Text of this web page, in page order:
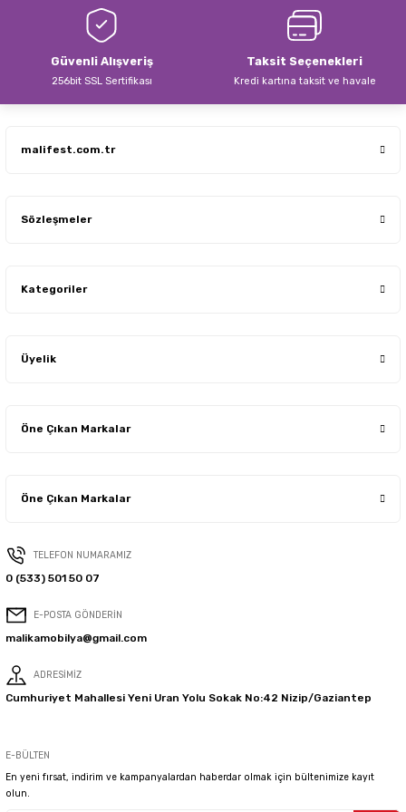
Bu ürüne benzer farklı alternatifler olmalı.
Güvenli Alışveriş
256bit SSL Sertifikası
Taksit Seçenekleri
Kredi kartına taksit ve havale
malifest.com.tr
Sözleşmeler
Kategoriler
Üyelik
Öne Çıkan Markalar
Öne Çıkan Markalar
TELEFON NUMARAMIZ
0 (533) 501 50 07
E-POSTA GÖNDERİN
malikamobilya@gmail.com
ADRESİMİZ
Cumhuriyet Mahallesi Yeni Uran Yolu Sokak No:42 Nizip/Gaziantep
E-BÜLTEN
En yeni fırsat, indirim ve kampanyalardan haberdar olmak için bültenimize kayıt
olun.